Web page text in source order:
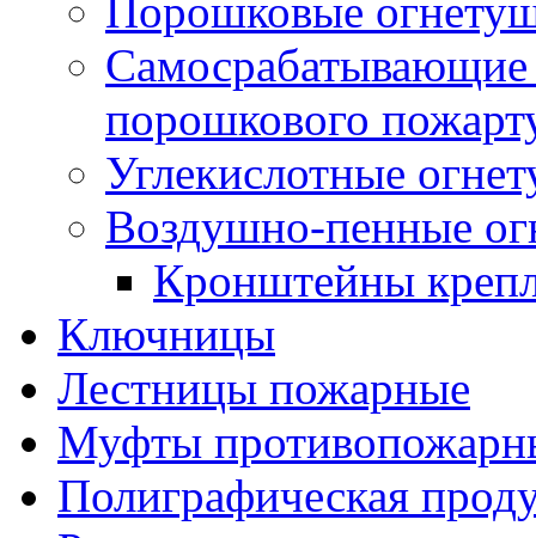
Порошковые
порошкового
Углекислотные
Воздушно-пенные
Кронштейны
Ключницы
Лестницы пожарные
Муфты
Полиграфическая